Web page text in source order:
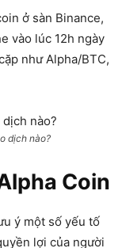
ở sàn Binance,
vào lúc 12h ngày
như Alpha/BTC,
dịch nào?
Coin
ý một số yếu tố
lợi của người